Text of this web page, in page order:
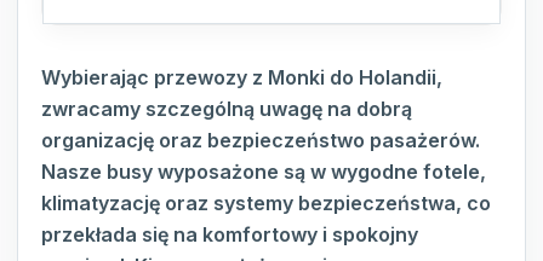
Wybierając przewozy z Monki do Holandii,
zwracamy szczególną uwagę na dobrą
organizację oraz bezpieczeństwo pasażerów.
Nasze busy wyposażone są w wygodne fotele,
klimatyzację oraz systemy bezpieczeństwa, co
przekłada się na komfortowy i spokojny